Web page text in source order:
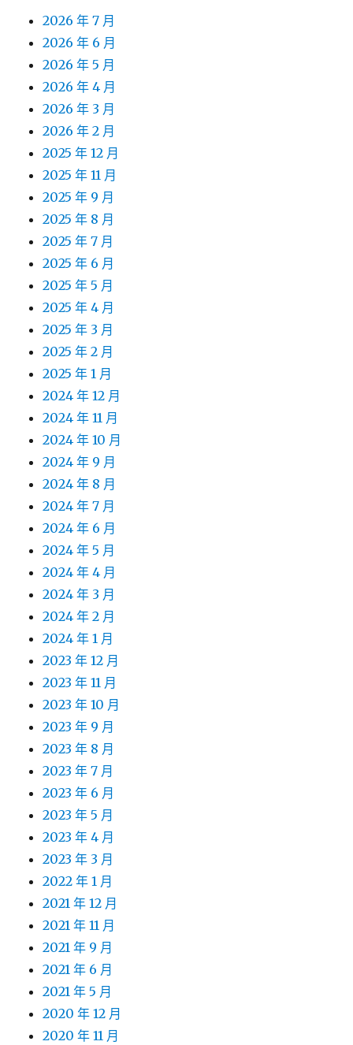
2026 年 7 月
2026 年 6 月
2026 年 5 月
2026 年 4 月
2026 年 3 月
2026 年 2 月
2025 年 12 月
2025 年 11 月
2025 年 9 月
2025 年 8 月
2025 年 7 月
2025 年 6 月
2025 年 5 月
2025 年 4 月
2025 年 3 月
2025 年 2 月
2025 年 1 月
2024 年 12 月
2024 年 11 月
2024 年 10 月
2024 年 9 月
2024 年 8 月
2024 年 7 月
2024 年 6 月
2024 年 5 月
2024 年 4 月
2024 年 3 月
2024 年 2 月
2024 年 1 月
2023 年 12 月
2023 年 11 月
2023 年 10 月
2023 年 9 月
2023 年 8 月
2023 年 7 月
2023 年 6 月
2023 年 5 月
2023 年 4 月
2023 年 3 月
2022 年 1 月
2021 年 12 月
2021 年 11 月
2021 年 9 月
2021 年 6 月
2021 年 5 月
2020 年 12 月
2020 年 11 月